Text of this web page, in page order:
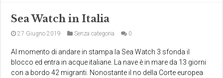
Sea Watch in Italia
27 Giugno 2019 Senza categoria 0
Al momento di andare in stampa la Sea Watch 3 sfonda il
blocco ed entra in acque italiane. La nave è in mare da 13 giorni
con a bordo 42 migranti. Nonostante il no della Corte europea